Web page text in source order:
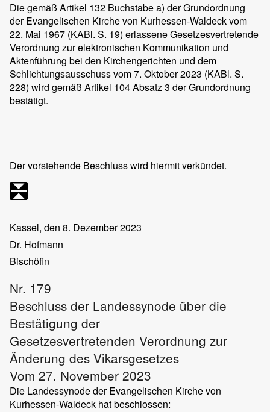
Die gemäß Artikel 132 Buchstabe a) der Grundordnung
der Evangelischen Kirche von Kurhessen-Waldeck vom
22. Mai 1967 (KABl. S. 19) erlassene Gesetzesvertretende
Verordnung zur elektronischen Kommunikation und
Aktenführung bei den Kirchengerichten und dem
Schlichtungsausschuss vom 7. Oktober 2023 (KABl. S.
228) wird gemäß Artikel 104 Absatz 3 der Grundordnung
bestätigt.
Der vorstehende Beschluss wird hiermit verkündet.
Kassel, den 8. Dezember 2023
Dr. Hofmann
Bischöfin
Nr. 179
Beschluss der Landessynode über die
Bestätigung der
Gesetzesvertretenden Verordnung zur
Änderung des Vikarsgesetzes
Vom 27. November 2023
Die Landessynode der Evangelischen Kirche von
Kurhessen-Waldeck hat beschlossen: